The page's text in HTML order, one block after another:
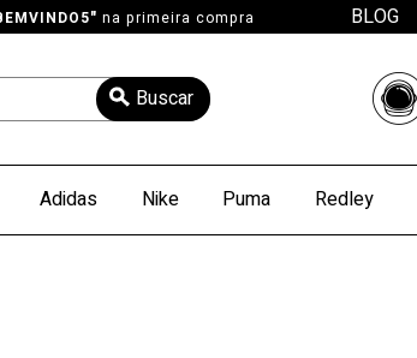
na primeira compra BLOG
Adidas Nike Puma Redley